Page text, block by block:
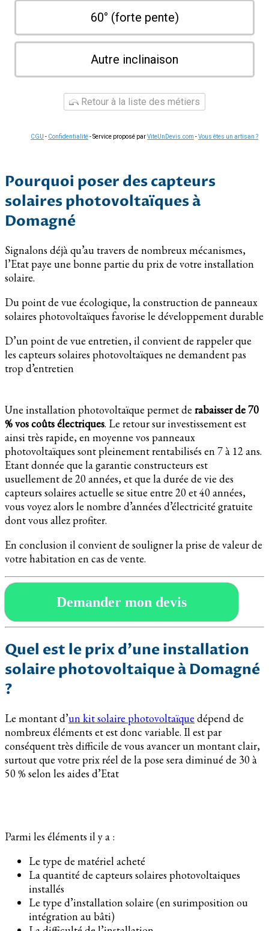
60° (forte pente)
Autre inclinaison
Retour à la liste des métiers
CGU - Confidentialité- Service proposé parViteUnDevis.com -Vous êtes un artisan ?
Pourquoi poser des capteurs
solaires photovoltaïques à
Domagné
Signalons déjà qu’au travers de nombreux mécanismes,
l’Etat paye une bonne partie du prix de votre installation
solaire.
Du point de vue écologique, la construction de panneaux
solaires photovoltaïques favorise le développement durable
D’un point de vue entretien, il convient de rappeler que
les capteurs solaires photovoltaïques ne demandent pas
trop d’entretien
Une installation photovoltaïque permet de rabaisser de 70
% vos coûts électriques. Le retour sur investissement est
ainsi très rapide, en moyenne vos panneaux
photovoltaïques sont pleinement rentabilisés en 7 à 12 ans.
Etant donnée que la garantie constructeurs est
usuellement de 20 années, et que la durée de vie des
capteurs solaires actuelle se situe entre 20 et 40 années,
vous voyez alors le nombre d’années d’électricité gratuite
dont vous allez profiter.
En conclusion il convient de souligner la prise de valeur de
votre habitation en cas de vente.
Demander mon devis
Quel est le prix d’une installation
solaire photovoltaique à Domagné
?
Le montant d’un kit solaire photovoltaïque dépend de
nombreux éléments et est donc variable. Il est par
conséquent très difficile de vous avancer un montant clair,
surtout que votre prix réel de la pose sera diminué de 30 à
50 % selon les aides d’Etat
Parmi les éléments il y a :
Le type de matériel acheté
La quantité de capteurs solaires photovoltaiques
installés
Le type d’installation solaire (en surimposition ou
intégration au bâti)